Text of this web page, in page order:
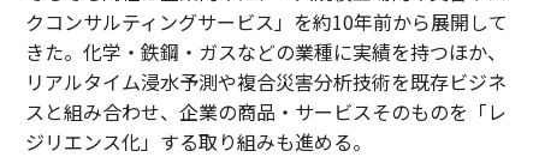
クコンサルティングサービス」を約10年前から展開して
きた。化学・鉄鋼・ガスなどの業種に実績を持つほか、
リアルタイム浸水予測や複合災害分析技術を既存ビジネ
スと組み合わせ、企業の商品・サービスそのものを「レ
ジリエンス化」する取り組みも進める。